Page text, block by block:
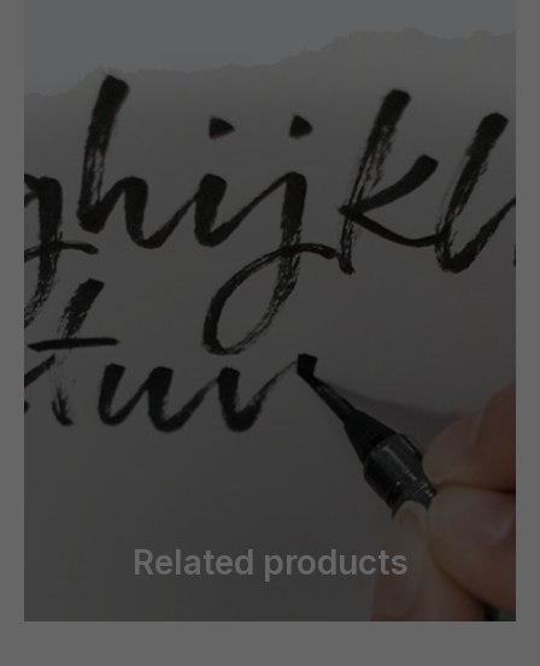
Related products